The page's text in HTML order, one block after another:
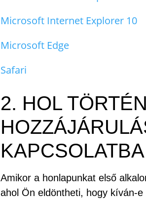
Microsoft Internet Explorer 10
Microsoft Edge
Safari
2. HOL
Amikor a honlapunkat első
ahol Ön eldöntheti, hogy kíván-